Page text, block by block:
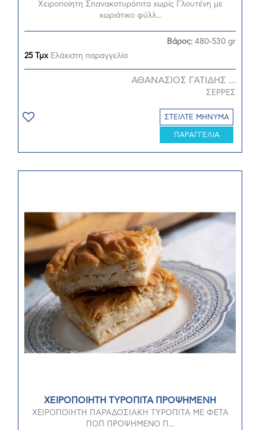
Χειροποίητη Σπανακοτυρόπιτα χωρίς Γλουτένη με
χωριάτικο φύλλ...
25 ΤμχΕλάχιστη παραγγελία
Βάρος: 480-530 gr
ΑΘΑΝΑΣΙΟΣ ΓΑΤΙΔΗΣ ...
ΣΕΡΡΕΣ
ΣΤΕΙΛΤΕ ΜΗΝΥΜΑ
ΠΑΡΑΓΓΕΛΙΑ
ΧΕΙΡΟΠΟΙΗΤΗ ΤΥΡΟΠΙΤΑ ΠΡΟΨΗΜΕΝΗ
ΧΕΙΡΟΠΟΙΗΤΗ ΠΑΡΑΔΟΣΙΑΚΗ ΤΥΡΟΠΙΤΑ ΜΕ ΦΕΤΑ
ΠΟΠ ΠΡΟΨΗΜΕΝΟ Π...